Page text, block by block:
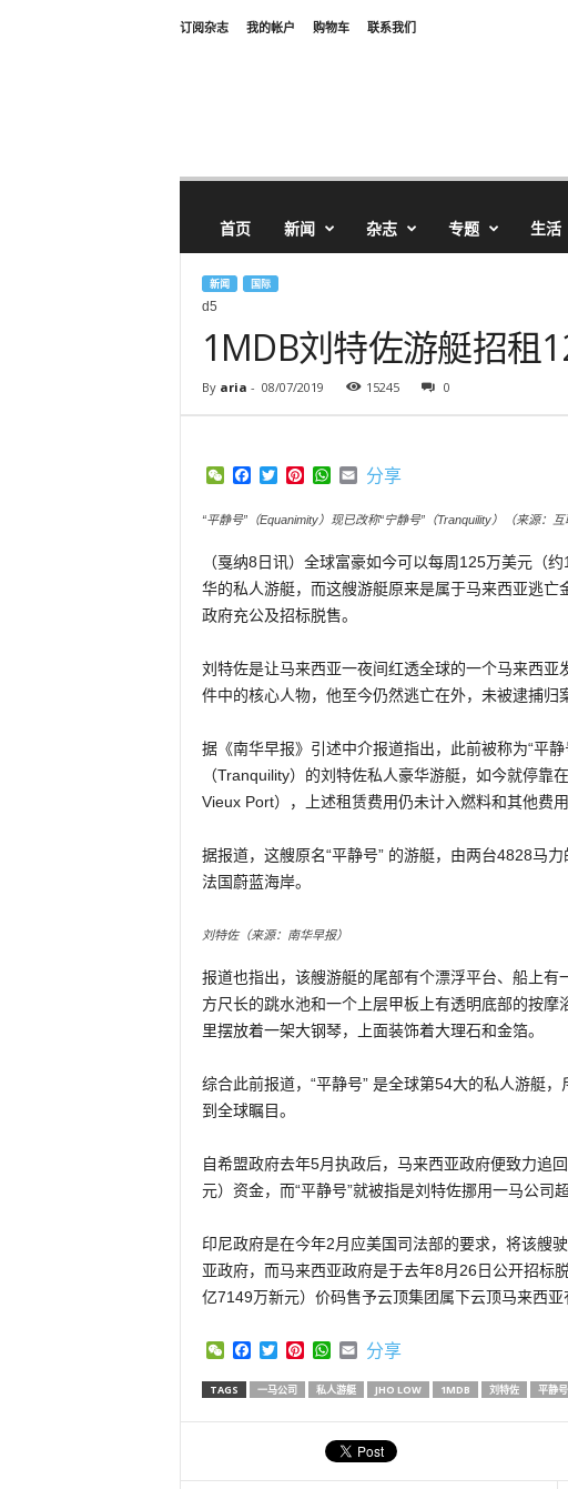
订阅杂志 我的帐户 购物车 联系我们
首页 新闻 杂志 专题 生活
新闻 国际
d5
1MDB刘特佐游艇招租
By aria - 08/07/2019 15245 0
WeChat
Facebook
TwitterPinterest
WhatsApp
Email
分享
“平静号”（Equanimity）现已改称“宁静号”（Tranquility）（来源：互
（戛纳8日讯）全球富豪如今可以每周125万美元（
华的私人游艇，而这艘游艇原来是属于马来西亚逃
政府充公及招标脱售。
刘特佐是让马来西亚一夜间红透全球的一个马来西
件中的核心人物，他至今仍然逃亡在外，未被逮捕归
据《南华早报》引述中介报道指出，此前被称为“平
（Tranquility）的刘特佐私人豪华游艇，如今就停
Vieux Port），上述租赁费用仍未计入燃料和其他费用
据报道，这艘原名“平静号” 的游艇，由两台4828马
法国蔚蓝海岸。
刘特佐（来源：南华早报）
报道也指出，该艘游艇的尾部有个漂浮平台、船上
方尺长的跳水池和一个上层甲板上有透明底部的按
里摆放着一架大钢琴，上面装饰着大理石和金箔。
综合此前报道，“平静号” 是全球第54大的私人游艇
到全球瞩目。
自希盟政府去年5月执政后，马来西亚政府便致力追
元）资金，而“平静号”就被指是刘特佐挪用一马公司
印尼政府是在今年2月应美国司法部的要求，将该艘
亚政府，而马来西亚政府是于去年8月26日公开招标
亿7149万新元）价码售予云顶集团属下云顶马来西亚
WeChat
Facebook
TwitterPinterest
WhatsApp
Email
分享
TAGS 一马公司 私人游艇 JHO LOW 1MDB 刘特佐 平静号